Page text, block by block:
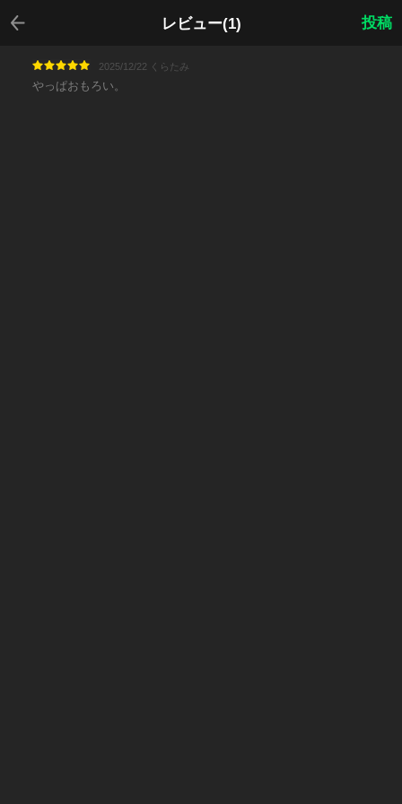
レビュー(1)
戻る
投稿
2025/12/22 くらたみ
やっぱおもろい。